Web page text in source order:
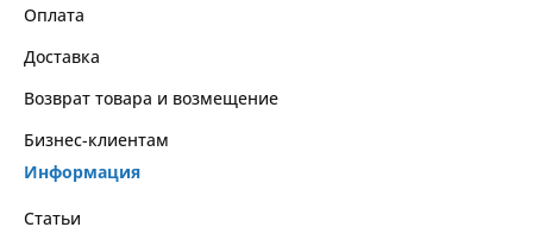
Оплата
Доставка
Возврат товара и возмещение
Бизнес-клиентам
Информация
Статьи